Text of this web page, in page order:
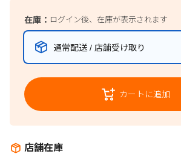
在庫： ログイン後、在庫が表示されます
通常配送 / 店舗受け取り
カートに追加
店舗在庫